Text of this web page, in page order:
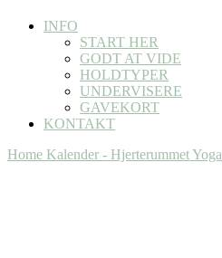
INFO
START HER
GODT AT VIDE
HOLDTYPER
UNDERVISERE
GAVEKORT
KONTAKT
Home Kalender - Hjerterummet Yoga